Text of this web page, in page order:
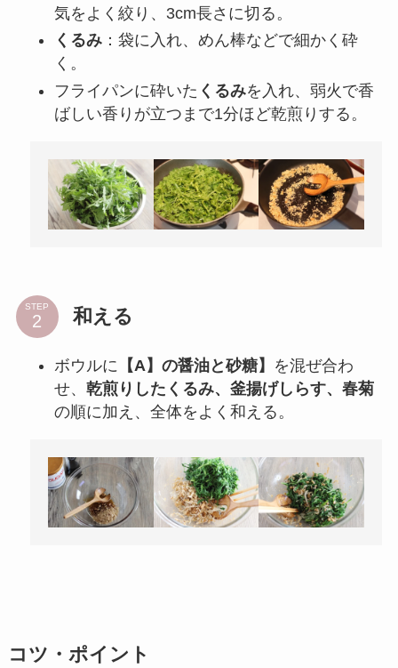
気をよく絞り、3cm長さに切る。
くるみ：袋に入れ、めん棒などで細かく砕
く。
フライパンに砕いた くるみを入れ、弱火で香
ばしい香りが立つまで1分ほど乾煎りする。
STEP 和える
ボウルに 【A】の醤油と砂糖】
を混ぜ合わ
せ、 乾煎りしたくるみ、釜揚げしらす、春菊
の順に加え、全体をよく和える。
コツ・ポイント